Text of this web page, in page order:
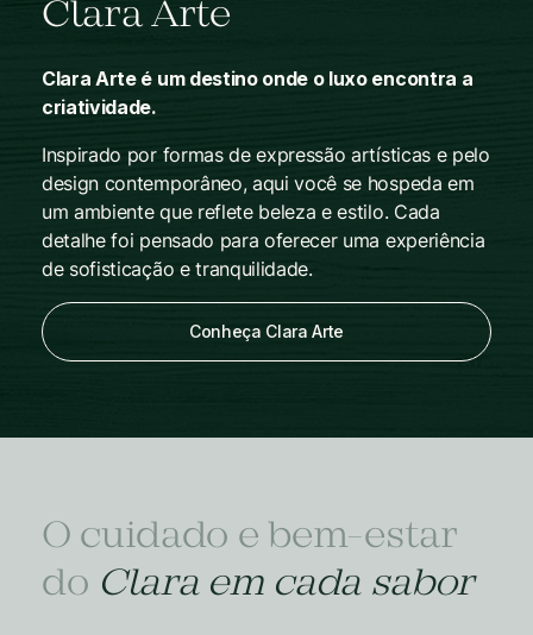
Clara Arte
Clara Arte é um destino onde o luxo encontra a
criatividade.
Inspirado por formas de expressão artísticas e pelo
design contemporâneo, aqui você se hospeda em
um ambiente que reflete beleza e estilo. Cada
detalhe foi pensado para oferecer uma experiência
de sofisticação e tranquilidade.
Conheça Clara Arte
Imerso na tranquilidade natural de Ibiúna, o Clara
Ibiúna é o lugar ideal para quem busca um retiro
Conheça Clara Ibiúna
Clara Dourado oferece uma experiência
inigualável de luxo e conforto.
Conheça Clara Dourado
O cuidado e bem-estar
do Clara em cada sabor